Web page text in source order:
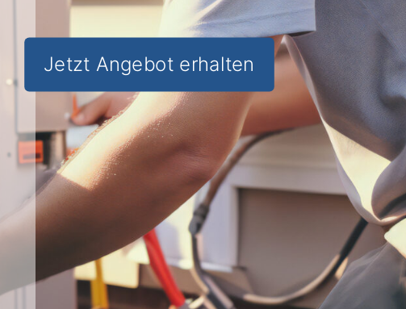
Jetzt Angebot erhalten